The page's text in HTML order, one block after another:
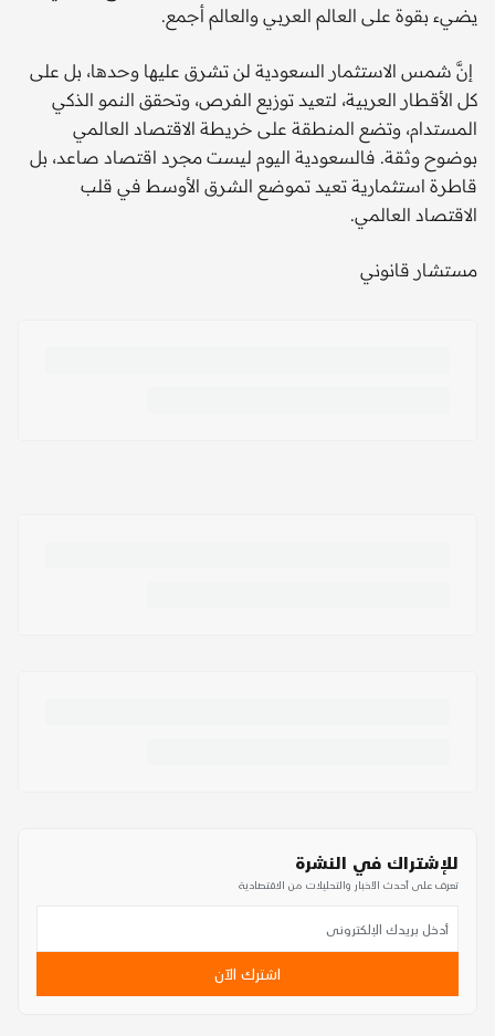
يضيء بقوة على العالم العربي والعالم أجمع.
إنَّ شمس الاستثمار السعودية لن تشرق عليها وحدها، بل على
كل الأقطار العربية، لتعيد توزيع الفرص، وتحقق النمو الذكي
المستدام، وتضع المنطقة على خريطة الاقتصاد العالمي
بوضوح وثقة. فالسعودية اليوم ليست مجرد اقتصاد صاعد، بل
قاطرة استثمارية تعيد تموضع الشرق الأوسط في قلب
الاقتصاد العالمي.
مستشار قانوني
للإشتراك في النشرة
تعرف على أحدث الأخبار والتحليلات من الاقتصادية
اشترك الآن